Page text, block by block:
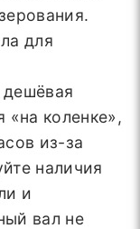
для
дешёвая
«на коленке»,
из-за
наличия
и
вал не